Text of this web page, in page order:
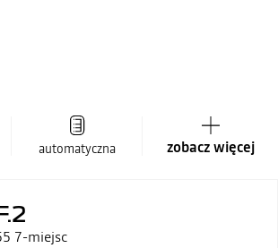
automatyczna zobacz więcej
7-miejsc